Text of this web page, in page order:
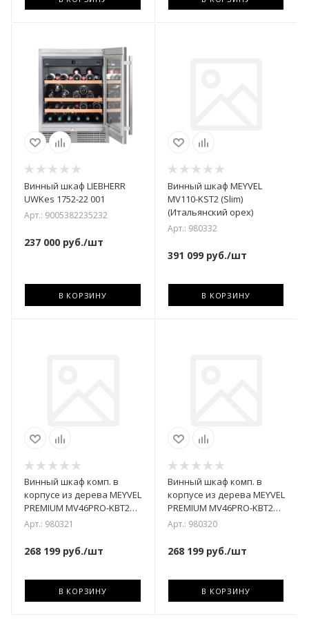
Винный шкаф LIEBHERR
UWKes 1752-22 001
Арт.: 9005382235232
237 000 руб./шт
В КОРЗИНУ
Винный шкаф MEYVEL
MV110-KST2 (Slim)
(Итальянский орех)
Арт.: 980332
391 099руб./шт
В КОРЗИНУ
Винный шкаф комп. в
корпусе из дерева MEYVEL
PREMIUM MV46PRO-KBT2
(Тёмный шоколад)
Арт.: 980321
268 199 руб./шт
В КОРЗИНУ
Винный шкаф комп. в
корпусе из дерева MEYVEL
PREMIUM MV46PRO-KBT2
(Спелая вишня)
Арт.: 980320
268 199руб./шт
В КОРЗИНУ